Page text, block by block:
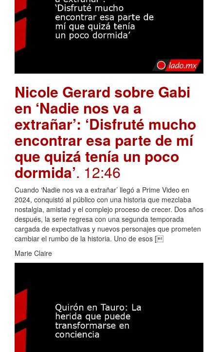
Nicole Gerard sobre Gabi
en ‘Nadie nos va a
extrañar’: ‘Disfruté mucho
encontrar esa parte de mí
que quizá tenía un poco
dormida’. 12:46
Cuando ‘Nadie nos va a extrañar’ llegó a Prime Video en
2024, conquistó al público con una historia que mezclaba
nostalgia, amistad y el complejo proceso de crecer. Dos años
después, la serie regresa con una segunda temporada
cargada de expectativas y nuevos personajes que prometen
cambiar el rumbo de la historia. Uno de esos [
Marie Claire